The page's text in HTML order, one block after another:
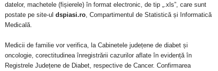
datelor, machetele (fișierele) în format electronic, de tip „.xls”, care sunt
postate pe site-ul dspiasi.ro , Compartimentul de Statistică și Informatică
Medicală.
Medicii de familie vor verifica, la Cabinetele județene de diabet și
oncologie, corectitudinea înregistrării cazurilor aflate în evidență în
Registrele Județene de Diabet, respective de Cancer. Confirmarea